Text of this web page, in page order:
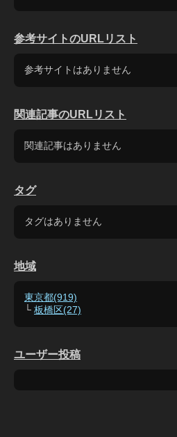
参考サイトのURLリスト
参考サイトはありません
関連記事のURLリスト
関連記事はありません
タグ
タグはありません
地域
東京都(919)
└ 板橋区(27)
ユーザー投稿